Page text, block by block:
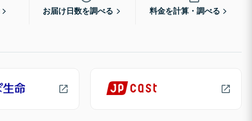
お届け日数を調べる 料金を計算・調べる